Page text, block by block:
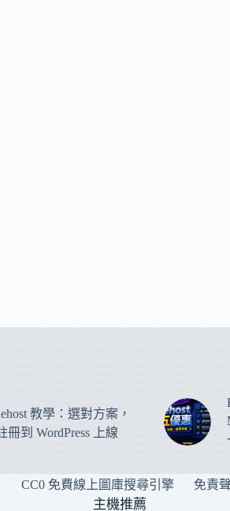
教學：選對方案，
冊到 WordPress 上線
CC0 免費線上圖庫搜尋引擎 免責
主機推薦